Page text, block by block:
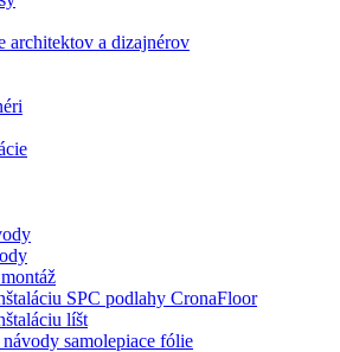
architektov a dizajnérov
SPC podlahy CronaFloor
líšt
samolepiace fólie